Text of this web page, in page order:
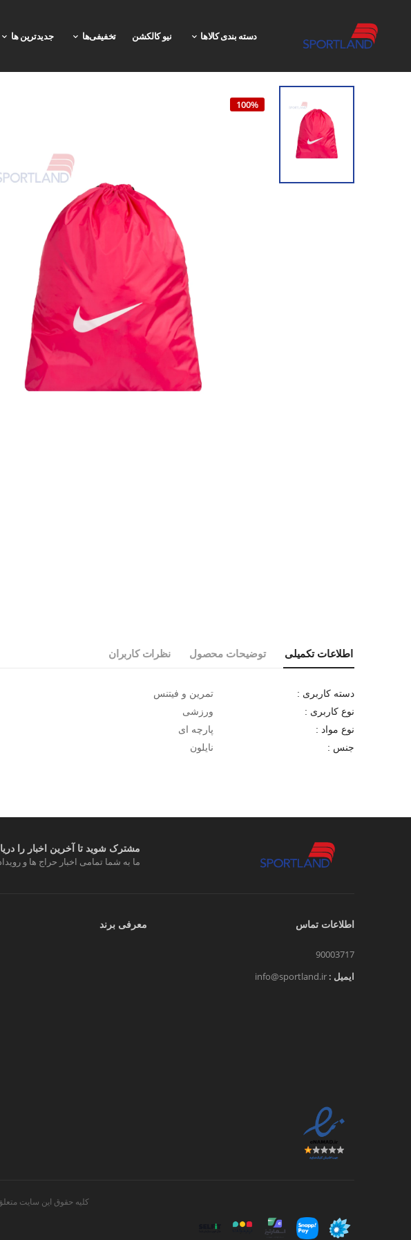
دسته بندی کالاها نیو کالکشن تخفیفی‌ها جدیدترین ها
100%
اطلاعات تکمیلی توضیحات محصول نظرات کاربران
دسته کاربری : تمرین و فیتنس
نوع کاربری : ورزشی
نوع مواد : پارچه ای
جنس : نایلون
مشترک شوید تا آخرین اخبار را
ما به شما تمامی اخبار حراج ها و
اطلاعات تماس
90003717
ایمیل : info@sportland.ir
معرفی برند
کلیه حقوق این سایت